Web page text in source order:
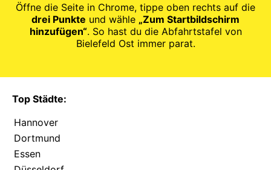
Öffne die Seite in Chrome, tippe oben rechts auf die
drei Punkte und wähle „Zum Startbildschirm
hinzufügen“. So hast du die Abfahrtstafel von
Bielefeld Ost immer parat.
Top Städte:
Hannover
Dortmund
Essen